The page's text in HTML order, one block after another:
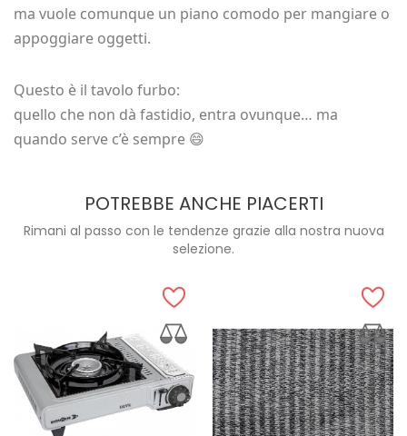
ma vuole comunque un piano comodo per mangiare o
appoggiare oggetti.
Questo è il tavolo furbo:
quello che non dà fastidio, entra ovunque… ma
quando serve c’è sempre 😄
POTREBBE ANCHE PIACERTI
Rimani al passo con le tendenze grazie alla nostra nuova
selezione.